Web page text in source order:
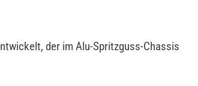
der im Alu-Spritzguss-Chassis